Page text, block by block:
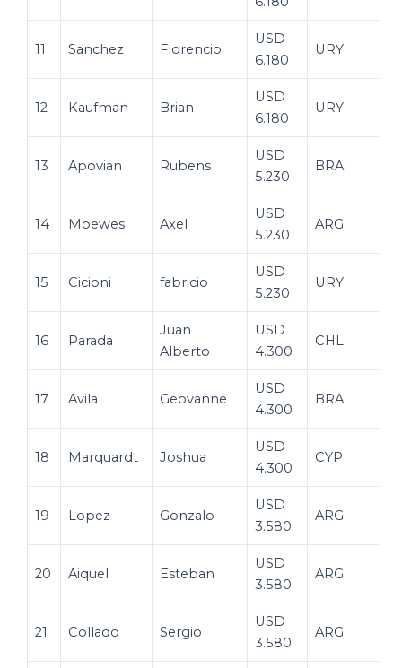
11 Sanchez Florencio
USD
6.180
URY
12 Kaufman Brian
USD
6.180
URY
13 Apovian Rubens
USD
5.230
BRA
14 Moewes Axel
USD
5.230
ARG
15 Cicioni fabricio
USD
5.230
URY
16 Parada
Juan
Alberto
USD
4.300
CHL
17 Avila Geovanne
USD
4.300
BRA
18 Marquardt Joshua
USD
4.300
CYP
19 Lopez Gonzalo
USD
3.580
ARG
20 Aiquel Esteban
USD
3.580
ARG
21 Collado Sergio
USD
3.580
ARG